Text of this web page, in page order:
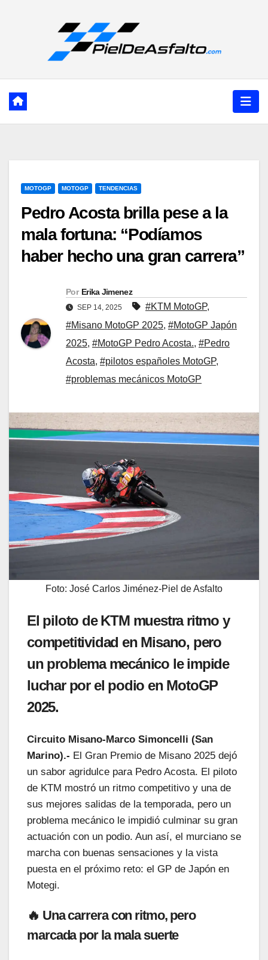
MOTOGP MOTOGP TENDENCIAS
Pedro Acosta brilla pese a la
mala fortuna: “Podíamos
haber hecho una gran carrera”
Por Erika Jimenez
SEP 14, 2025 #KTM MotoGP,
#Misano MotoGP 2025, #MotoGP Japón
2025, #MotoGP Pedro Acosta., #Pedro
Acosta, #pilotos españoles MotoGP,
#problemas mecánicos MotoGP
Foto: José Carlos Jiménez-Piel de Asfalto
El piloto de KTM muestra ritmo y
competitividad en Misano, pero
un problema mecánico le impide
luchar por el podio en MotoGP
2025.
Circuito Misano-Marco Simoncelli (San
Marino).- El Gran Premio de Misano 2025 dejó
un sabor agridulce para Pedro Acosta. El piloto
de KTM mostró un ritmo competitivo y una de
sus mejores salidas de la temporada, pero un
problema mecánico le impidió culminar su gran
actuación con un podio. Aun así, el murciano se
marcha con buenas sensaciones y la vista
puesta en el próximo reto: el GP de Japón en
Motegi.
🔥 Una carrera con ritmo, pero
marcada por la mala suerte